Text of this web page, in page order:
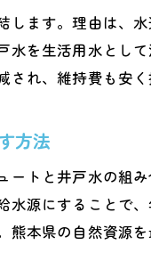
エコキュート運
井戸水利用時の
戸水利用で家庭の環
家庭の環境負荷
エコキュートで
ます。理由は、
を生活用水とし
れ、維持費も安
方法
トと井戸水の組
源にすることで
本県の自然資源